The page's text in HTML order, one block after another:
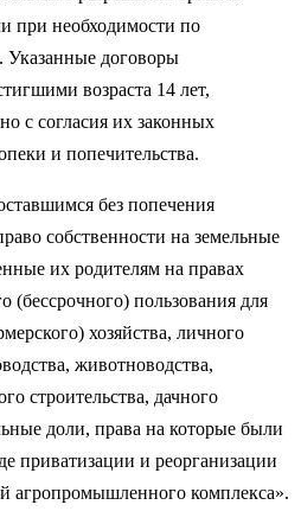
при необходимости по
Указанные договоры
возраста 14 лет,
с согласия их законных
и попечительства.
без попечения
собственности на земельные
их родителям на правах
(бессрочного) пользования для
хозяйства, личного
животноводства,
строительства, дачного
доли, права на которые были
приватизации и реорганизации
агропромышленного комплекса».